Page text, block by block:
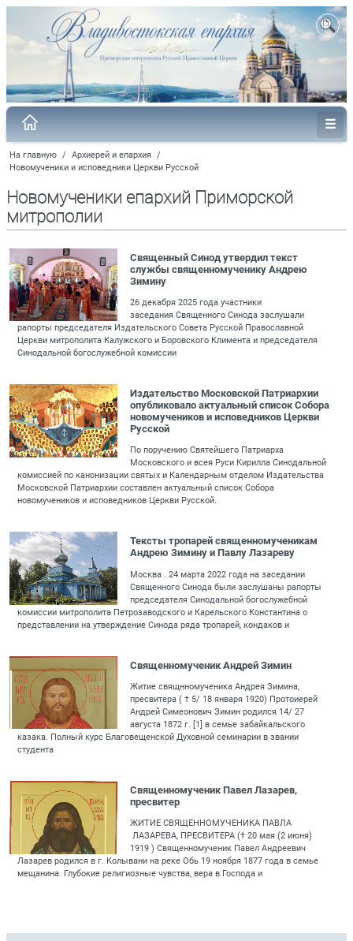
На главную / Архиерей и епархия /
Новомученики и исповедники Церкви Русской
Новомученики епархий Приморской
митрополии
Священный Синод утвердил текст
службы священномученику Андрею
Зимину
26 декабря 2025 года участники
заседания Священного Синода заслушали
рапорты председателя Издательского Совета Русской Православной
Церкви митрополита Калужского и Боровского Климента и председателя
Синодальной богослужебной комиссии
Издательство Московской Патриархии
опубликовало актуальный список Собора
новомучеников и исповедников Церкви
Русской
По поручению Святейшего Патриарха
Московского и всея Руси Кирилла Синодальной
комиссией по канонизации святых и Календарным отделом Издательства
Московской Патриархии составлен актуальный список Собора
новомучеников и исповедников Церкви Русской.
Тексты тропарей священномученикам
Андрею Зимину и Павлу Лазареву
Москва . 24 марта 2022 года на заседании
Священного Синода были заслушаны рапорты
председателя Синодальной богослужебной
комиссии митрополита Петрозаводского и Карельского Константина о
представлении на утверждение Синода ряда тропарей, кондаков и
Священномученик Андрей Зимин
Житие свящнномученика Андрея Зимина,
пресвитера ( † 5/ 18 января 1920) Протоиерей
Андрей Симеонович Зимин родился 14/ 27
августа 1872 г. [1] в семье забайкальского
казака. Полный курс Благовещенской Духовной семинарии в звании
студента
Священномученик Павел Лазарев,
пресвитер
ЖИТИЕ СВЯЩЕННОМУЧЕНИКА ПАВЛА
ЛАЗАРЕВА, ПРЕСВИТЕРА († 20 мая (2 июня)
1919 ) Священномученик Павел Андреевич
Лазарев родился в г. Колывани на реке Обь 19 ноября 1877 года в семье
мещанина. Глубокие религиозные чувства, вера в Господа и